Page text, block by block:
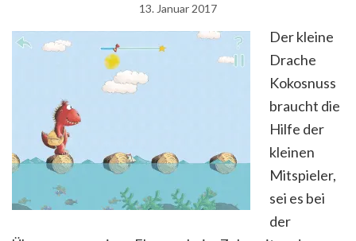
13. Januar 2017
Der kleine
Drache
Kokosnuss
braucht die
Hilfe der
kleinen
Mitspieler,
sei es bei
der